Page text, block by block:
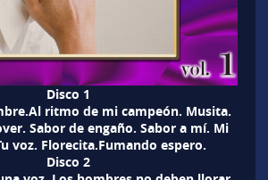
Disco 1
ritmo de mi campeón. Musita.
Sabor de engaño. Sabor a mí. Mi
voz. Florecita.Fumando espero.
Disco 2